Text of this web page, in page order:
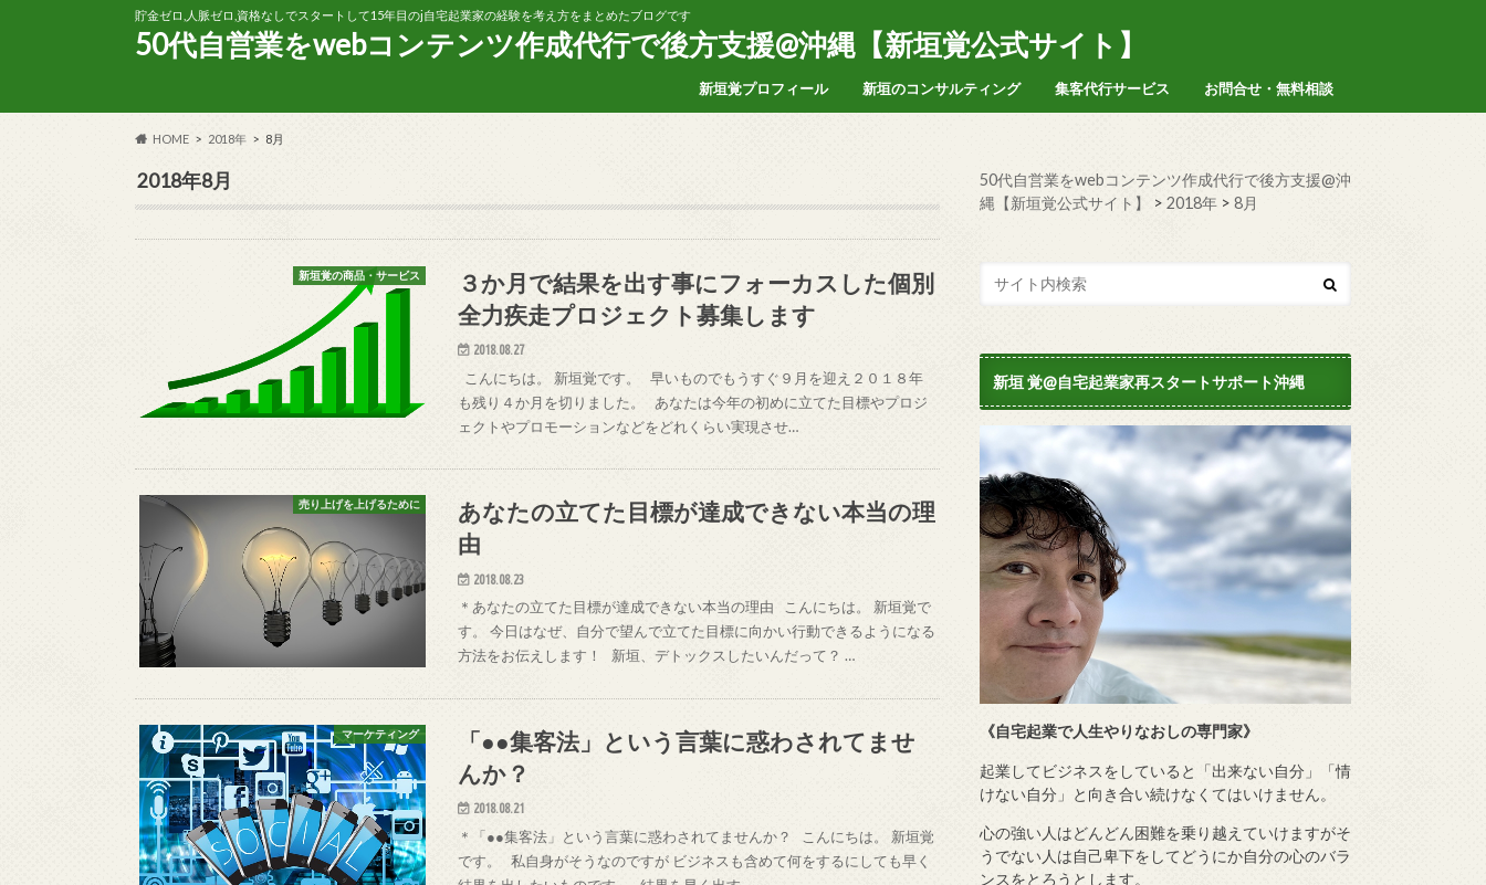
貯金ゼロ,人脈ゼロ,資格なしでスタートして15年目のj自宅起業家の経験を考え方をまとめたブログです
50代自営業をwebコンテンツ作成代行で後方支援@沖縄【新垣覚公式サイト】
新垣覚プロフィール 新垣のコンサルティング 集客代行サービス お問合せ・無料相談
HOME 2018年 8月
2018年8月
新垣覚の商品・サービス
３か月で結果を出す事にフォーカスした個別
全力疾走プロジェクト募集します
2018.08.27
こんにちは。 新垣覚です。 早いものでもうすぐ９月を迎え２０１８年
も残り４か月を切りました。 あなたは今年の初めに立てた目標やプロジ
ェクトやプロモーションなどをどれくらい実現させ…
売り上げを上げるために
あなたの立てた目標が達成できない本当の理
由
2018.08.23
＊あなたの立てた目標が達成できない本当の理由 こんにちは。 新垣覚で
す。 今日はなぜ、自分で望んで立てた目標に向かい行動できるようになる
方法をお伝えします！ 新垣、デトックスしたいんだって？ …
マーケティング
「●●集客法」という言葉に惑わされてませ
んか？
2018.08.21
＊「●●集客法」という言葉に惑わされてませんか？ こんにちは。 新垣覚
です。 私自身がそうなのですが ビジネスも含めて何をするにしても早く
50代自営業をwebコンテンツ作成代行で後方支援@沖
縄【新垣覚公式サイト】
> 2018年 > 8月
新垣 覚@自宅起業家再スタートサポート沖縄
《自宅起業で人生やりなおしの専門家》
起業してビジネスをしていると「出来ない自分」「情
けない自分」と向き合い続けなくてはいけません。
心の強い人はどんどん困難を乗り越えていけますがそ
うでない人は自己卑下をしてどうにか自分の心のバラ
ンスをとろうとします。